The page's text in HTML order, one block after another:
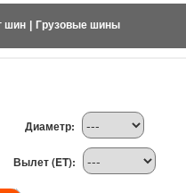
шин Грузовые шины
Диаметр:
Вылет (ET):